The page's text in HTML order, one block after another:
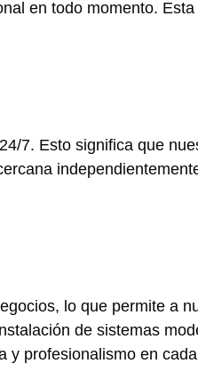
en todo momento.
7. Esto significa que
lo que permite a
de sistemas
y profesionalismo en